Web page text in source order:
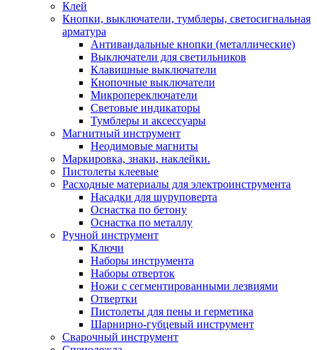
Клей
Кнопки, выключатели, тумблеры, светосигнальная
арматура
Антивандальные кнопки (металлические)
Выключатели для светильников
Клавишные выключатели
Кнопочные выключатели
Микропереключатели
Световые индикаторы
Тумблеры и аксессуары
Магнитный инструмент
Неодимовые магниты
Маркировка, знаки, наклейки.
Пистолеты клеевые
Расходные материалы для электроинструмента
Насадки для шуруповерта
Оснастка по бетону
Оснастка по металлу
Ручной инструмент
Ключи
Наборы инструмента
Наборы отверток
Ножи с сегментированными лезвиями
Отвертки
Пистолеты для пены и герметика
Шарнирно-губцевый инструмент
Сварочный инструмент